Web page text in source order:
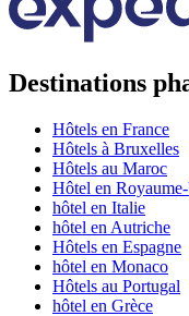
Destinations
Hôtels en France
Hôtels à Bruxelles
Hôtels au Maroc
Hôtel en
hôtel en Italie
hôtel en Autriche
Hôtels en Espagne
hôtel en Monaco
Hôtels au Portugal
hôtel en Grèce